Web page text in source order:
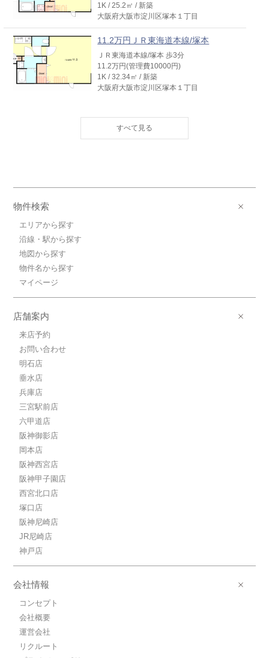
1K / 25.2㎡ / 新築
大阪府大阪市淀川区塚本１丁目
11.2万円ＪＲ東海道本線/塚本
ＪＲ東海道本線/塚本 歩3分
11.2万円(管理費10000円)
1K / 32.34㎡ / 新築
大阪府大阪市淀川区塚本１丁目
ＪＲ東海道本線/塚本 歩3分
8.4万円(管理費10000円)
8.4万円(管理費10000円)
物件検索
エリアから探す
沿線・駅から探す
地図から探す
物件名から探す
マイページ
店舗案内
来店予約
お問い合わせ
明石店
垂水店
兵庫店
三宮駅前店
六甲道店
阪神御影店
岡本店
阪神西宮店
阪神甲子園店
西宮北口店
塚口店
阪神尼崎店
JR尼崎店
神戸店
会社情報
コンセプト
会社概要
運営会社
リクルート